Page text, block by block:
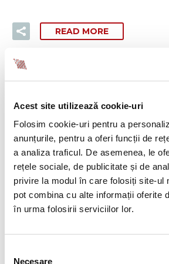
Acest site utilizează cookie-uri
Folosim cookie-uri pentru a
anunțurile, pentru a oferi funcții de
a analiza traficul. De asemenea, le
rețele sociale, de publicitate și de
privire la modul în care folosiți site-ul
pot combina cu alte informații oferite
în urma folosirii serviciilor lor.
Necesare
READ MORE
CAUTA